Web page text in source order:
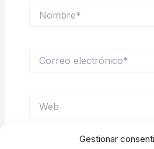
Gestionar
electrónico*